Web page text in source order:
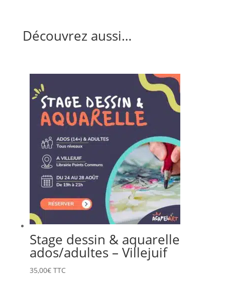
Découvrez aussi…
Stage dessin & aquarelle
ados/adultes – Villejuif
35,00€ TTC